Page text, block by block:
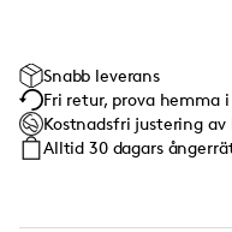
Snabb leverans
Fri retur, prova hemma
Kostnadsfri justering av
Alltid 30 dagars